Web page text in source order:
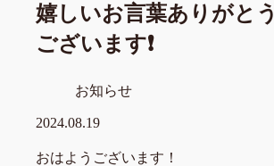
嬉しいお言葉ありがとう
ございます❗
お知らせ
2024.08.19
おはようございます！